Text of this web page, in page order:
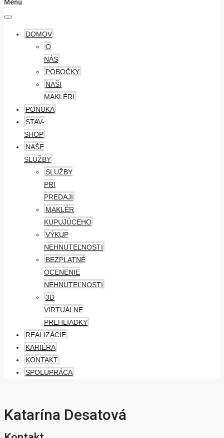
Menu
DOMOV
O
NÁS
POBOČKY
NAŠI
MAKLÉRI
PONUKA
STAV-
SHOP
NAŠE
SLUŽBY
SLUŽBY
PRI
PREDAJI
MAKLÉR
KUPUJÚCEHO
VÝKUP
NEHNUTEĽNOSTI
BEZPLATNÉ
OCENENIE
NEHNUTEĽNOSTI
3D
VIRTUÁLNE
PREHLIADKY
REALIZÁCIE
KARIÉRA
KONTAKT
SPOLUPRÁCA
Katarína Desatová